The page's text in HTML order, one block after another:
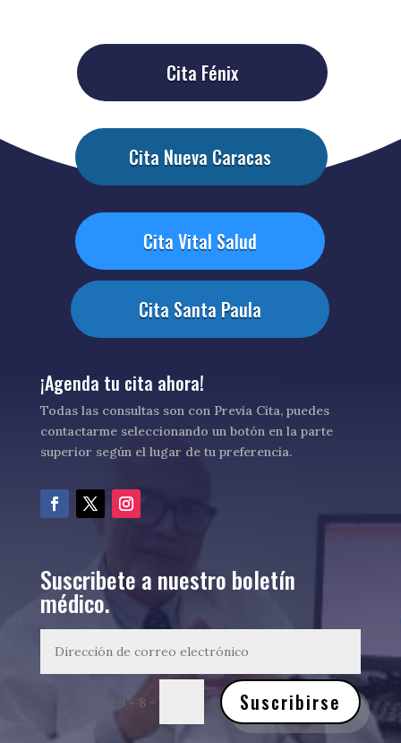
Cita Fénix
Cita Nueva Caracas
Cita Vital Salud
Cita Santa Paula
¡Agenda tu cita ahora!
Todas las consultas son con Previa Cita, puedes
contactarme seleccionando un botón en la parte
superior según el lugar de tu preferencia.
Suscribete a nuestro boletín
médico.
9 + 8 = Suscribirse